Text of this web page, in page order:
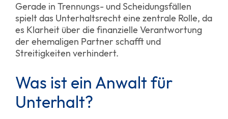
Gerade in Trennungs- und Scheidungsfällen
spielt das Unterhaltsrecht eine zentrale Rolle, da
es Klarheit über die finanzielle Verantwortung
der ehemaligen Partner schafft und
Streitigkeiten verhindert.
Was ist ein Anwalt für
Unterhalt?